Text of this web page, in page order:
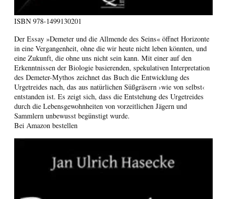
ISBN 978-1499130201
Der Essay »Demeter und die Allmende des Seins« öffnet Horizonte
in eine Vergangenheit, ohne die wir heute nicht leben könnten, und
eine Zukunft, die ohne uns nicht sein kann. Mit einer auf den
Erkenntnissen der Biologie basierenden, spekulativen Interpretation
des Demeter-Mythos zeichnet das Buch die Entwicklung des
Urgetreides nach, das aus natürlichen Süßgräsern ›wie von selbst‹
entstanden ist. Es zeigt sich, dass die Entstehung des Urgetreides
durch die Lebensgewohnheiten von vorzeitlichen Jägern und
Sammlern unbewusst begünstigt wurde.
Bei Amazon bestellen